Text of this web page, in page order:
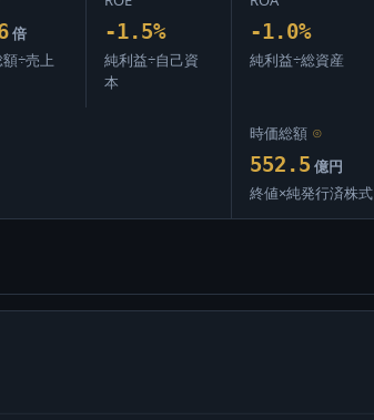
倍
÷売上
-1.5%
純利益÷自己資
本
-1.0%
純利益÷総資産
時価総額 ⊙
552.5 億円
終値×純発行済株式